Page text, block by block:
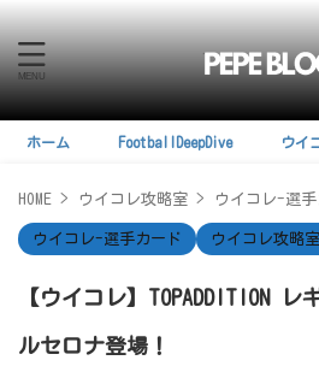
ホーム FootballDeepDive ウイ
HOME > ウイコレ攻略室 > ウイコレ-選手
ウイコレ-選手カード ウイコレ攻略室
【ウイコレ】TOPADDITION
ルセロナ登場！